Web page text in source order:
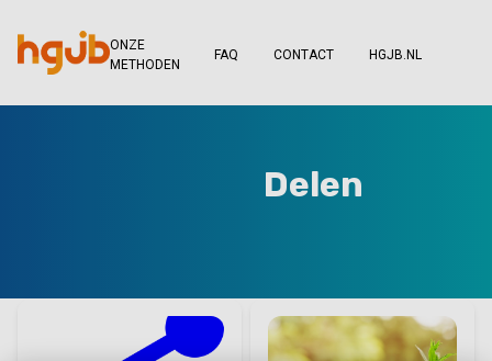
ONZE
METHODEN
FAQ CONTACT HGJB.NL
Delen